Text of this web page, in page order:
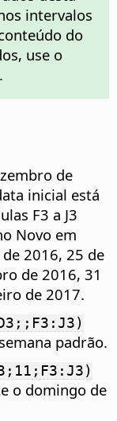
intervalos
do
use o
.
de
inicial está
F3 a J3
Novo em
2016, 25 de
de 2016, 31
de 2017.
padrão.
o domingo de